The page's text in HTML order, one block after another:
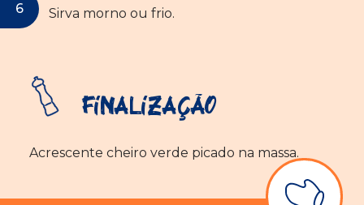
Sirva morno ou frio.
Finalização
Acrescente cheiro verde picado na massa.